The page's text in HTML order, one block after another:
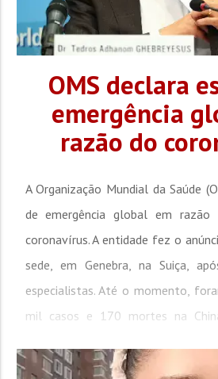
OMS declara
emergência
razão do
A Organização Mundial da Saúde
de emergência global em razão
coronavírus. A entidade fez o
sede, em Genebra, na Suiça,
especialistas. Até o momento,
mil casos e 170 mortes na